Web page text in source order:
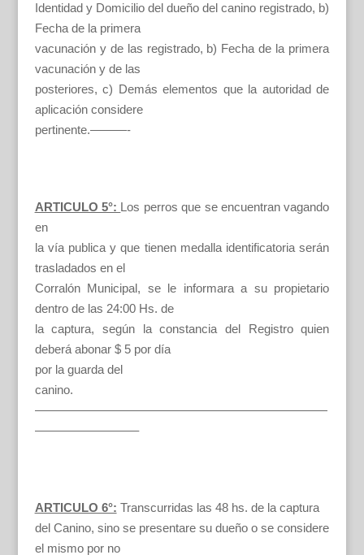
Identidad y Domicilio del dueño del canino registrado, b)
Fecha de la primera
vacunación y de las registrado, b) Fecha de la primera
vacunación y de las
posteriores, c) Demás elementos que la autoridad de
aplicación considere
pertinente.———-
ARTICULO 5°: Los perros que se encuentran vagando
en
la vía publica y que tienen medalla identificatoria serán
trasladados en el
Corralón Municipal, se le informara a su propietario
dentro de las 24:00 Hs. de
la captura, según la constancia del Registro quien
deberá abonar $ 5 por día
por la guarda del
canino.
————————————————————————
————————–
ARTICULO 6°: Transcurridas las 48 hs. de la captura
del Canino, sino se presentare su dueño o se considere
el mismo por no